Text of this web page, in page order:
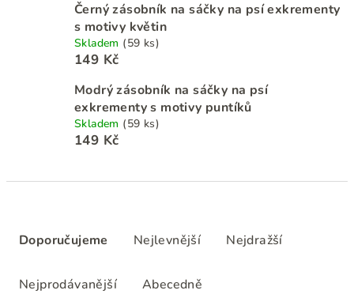
Černý zásobník na sáčky na psí exkrementy
s motivy květin
Skladem (59 ks)
149 Kč
Modrý zásobník na sáčky na psí
exkrementy s motivy puntíků
Skladem (59 ks)
149 Kč
Doporučujeme Nejlevnější Nejdražší
Nejprodávanější Abecedně